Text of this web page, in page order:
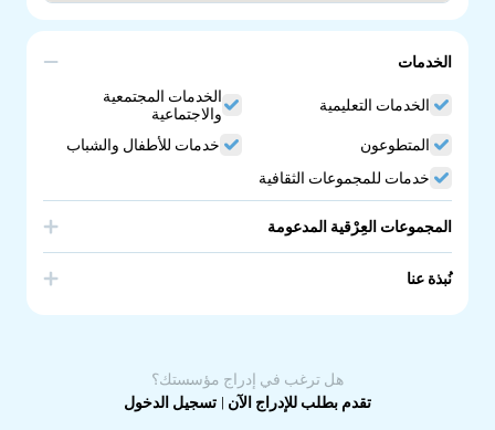
الخدمات
الخدمات التعليمية
الخدمات المجتمعية
والاجتماعية
المتطوعون
خدمات للأطفال والشباب
خدمات للمجموعات الثقافية
المجموعات العِرْقية المدعومة
نُبذة عنا
هل ترغب في إدراج مؤسستك؟
تقدم بطلب للإدراج الآن | تسجيل الدخول